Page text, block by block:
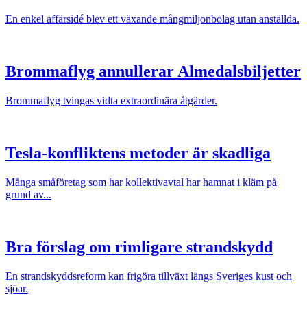
En enkel affärsidé blev ett växande mångmiljonbolag utan anställda.
Brommaflyg annullerar Almedalsbiljetter
Brommaflyg tvingas vidta extraordinära åtgärder.
Tesla-konfliktens metoder är skadliga
Många småföretag som har kollektivavtal har hamnat i kläm på
grund av...
Bra förslag om rimligare strandskydd
En strandskyddsreform kan frigöra tillväxt längs Sveriges kust och
sjöar.